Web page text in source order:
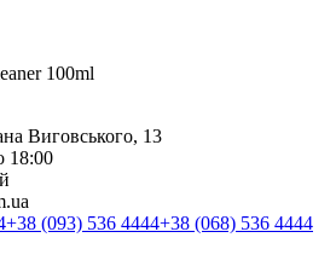
100ml
Виговського, 13
18:00
+38 (093) 536 4444+38 (068) 536 4444